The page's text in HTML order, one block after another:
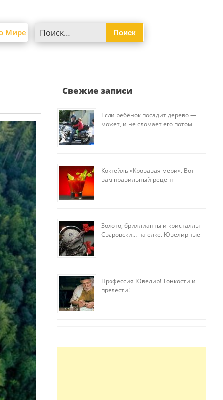
Мире
Свежие записи
Если ребёнок посадит дерево —
может, и не сломает его потом
Коктейль «Кровавая мери». Вот
вам правильный рецепт
Золото, бриллианты и кристаллы
Сваровски… на елке. Ювелирные
Профессия Ювелир! Тонкости и
прелести!